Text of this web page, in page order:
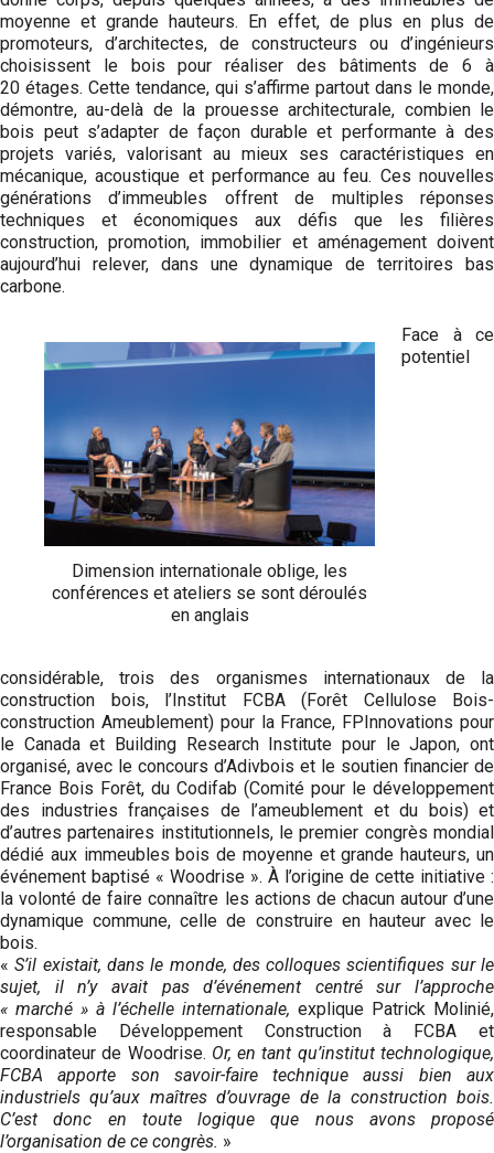
moyenne et grande hauteurs. En effet, de plus en plus de
promoteurs, d’architectes, de constructeurs ou d’ingénieurs
choisissent le bois pour réaliser des bâtiments de 6 à
20 étages. Cette tendance, qui s’affirme partout dans le monde,
démontre, au-delà de la prouesse architecturale, combien le
bois peut s’adapter de façon durable et performante à des
projets variés, valorisant au mieux ses caracté­ristiques en
mécanique, acoustique et performance au feu. Ces nouvelles
générations d’immeubles offrent de multiples réponses
techniques et économiques aux défis que les filières
construction, promotion, immobilier et aménagement doivent
aujourd’hui relever, dans une dynamique de territoires bas
carbone.
Dimension internationale oblige, les
conférences et ateliers se sont déroulés
en anglais
Face à ce
potentiel
considérable, trois des organismes internationaux de la
construction bois, l’Institut FCBA (Forêt Cellulose Bois-
construction Ameublement) pour la France, FPInnovations pour
le Canada et Building Research Institute pour le Japon, ont
organisé, avec le concours d’Adivbois et le soutien financier de
France Bois Forêt, du Codifab (Comité pour le développement
des industries françaises de l’ameublement et du bois) et
d’autres partenaires institutionnels, le premier congrès mondial
dédié aux immeubles bois de moyenne et grande hauteurs, un
événement baptisé « Woodrise ». À l’origine de cette initiative :
la volonté de faire connaître les actions de chacun autour d’une
dynamique commune, celle de construire en hauteur avec le
bois.
«S’il existait, dans le monde, des colloques scientifiques sur le
sujet, il n’y avait pas d’événement centré sur l’approche
« marché » à l’échelle internationale, explique Patrick Molinié,
responsable Développement Construction à FCBA et
coordinateur de Woodrise. Or, en tant qu’institut technologique,
FCBA apporte son savoir-faire technique aussi bien aux
industriels qu’aux maîtres d’ouvrage de la construction bois.
C’est donc en toute logique que nous avons proposé
l’organisation de ce congrès. »